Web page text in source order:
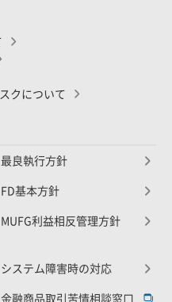
クについて
最良執行方針
FD基本方針
MUFG利益相反管理方針
システム障害時の対応
金融商品取引苦情相談窓口